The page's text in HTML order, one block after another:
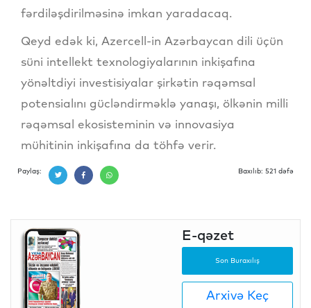
fərdiləşdirilməsinə imkan yaradacaq.
Qeyd edək ki, Azercell-in Azərbaycan dili üçün
süni intellekt texnologiyalarının inkişafına
yönəltdiyi investisiyalar şirkətin rəqəmsal
potensialını gücləndirməklə yanaşı, ölkənin milli
rəqəmsal ekosisteminin və innovasiya
mühitinin inkişafına da töhfə verir.
Paylaş: Baxılıb: 521 dəfə
E-qəzet
Son Buraxılış
Arxivə Keç